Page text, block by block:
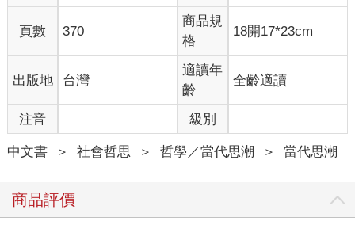
頁數 370
商品規
格
18開17*23cm
出版地 台灣
適讀年
齡
全齡適讀
注音 級別
中文書 ＞ 社會哲思 ＞ 哲學／當代思潮 ＞ 當代思潮
商品評價